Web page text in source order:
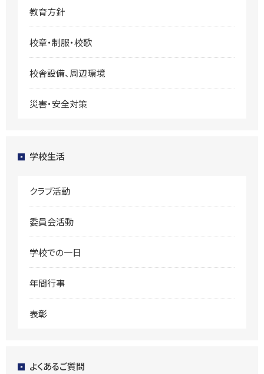
教育方針
校章・制服・校歌
校舎設備、周辺環境
災害・安全対策
学校生活
クラブ活動
委員会活動
学校での一日
年間行事
表彰
よくあるご質問